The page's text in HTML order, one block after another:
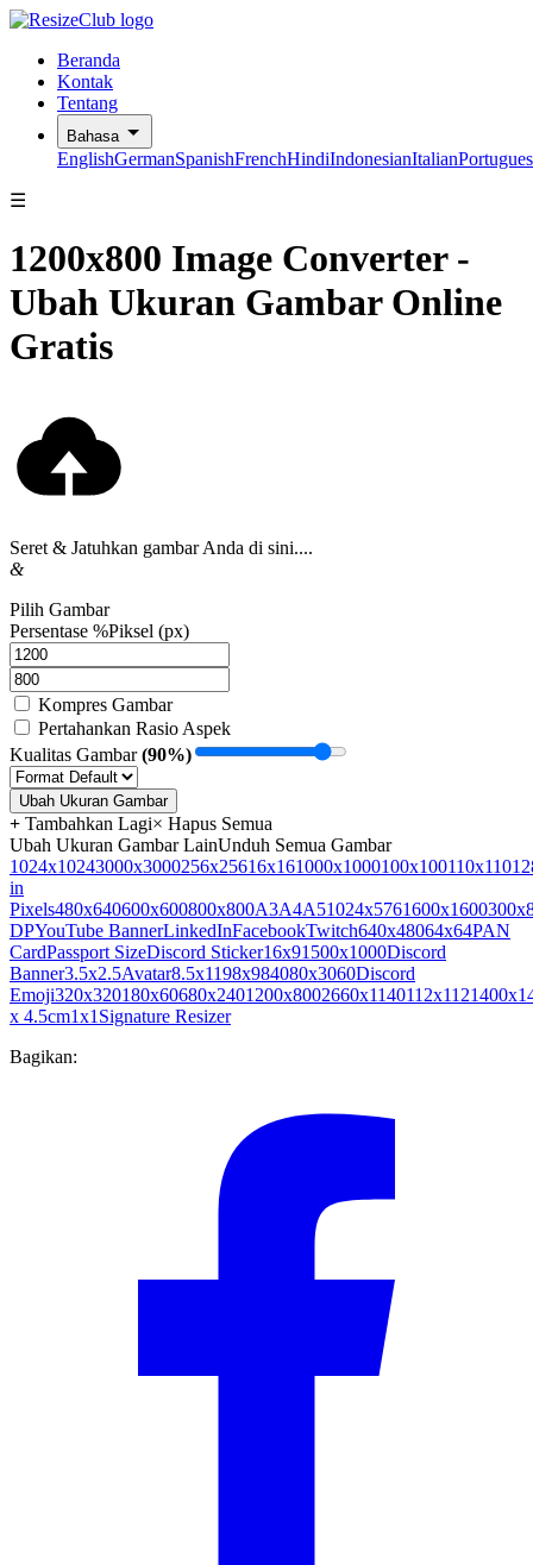
Beranda
Kontak
Tentang
Bahasa
EnglishGermanSpanishFrenchHindiIndonesianItalian
☰
1200x800 Image Converter -
Ubah Ukuran Gambar Online
Gratis
Seret & Jatuhkan gambar Anda di sini....
&
Pilih Gambar
Persentase %Piksel (px)
Kompres Gambar
Pertahankan Rasio Aspek
Kualitas Gambar(90%)
Ubah Ukuran Gambar
+ Tambahkan Lagi× Hapus Semua
Ubah Ukuran Gambar LainUnduh Semua Gambar
1024x10243000x3000256x25616x161000x1000100x100110x110
in
Pixels480x640600x600800x800A3A4A51024x5761600x1600
DPYouTube BannerLinkedInFacebookTwitch640x48064x64PAN
CardPassport SizeDiscord Sticker16x91500x1000Discord
Banner3.5x2.5Avatar8.5x1198x984080x3060Discord
Emoji320x320180x60680x2401200x8002660x1140112x112
x 4.5cm1x1 Signature Resizer
Bagikan: